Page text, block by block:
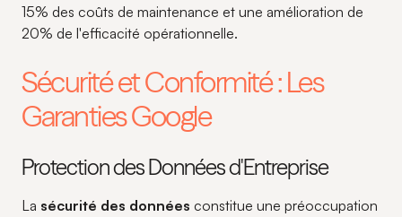
15% des coûts de maintenance et une amélioration de
20% de l'efficacité opérationnelle.
Sécurité et Conformité : Les
Garanties Google
Protection des Données d'Entreprise
La sécurité des données constitue une préoccupation